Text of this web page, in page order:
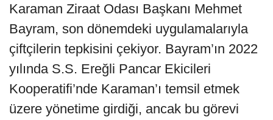
Karaman Ziraat Odası Başkanı Mehmet
Bayram, son dönemdeki uygulamalarıyla
çiftçilerin tepkisini çekiyor. Bayram’ın 2022
yılında S.S. Ereğli Pancar Ekicileri
Kooperatifi’nde Karaman’ı temsil etmek
üzere yönetime girdiği, ancak bu görevi